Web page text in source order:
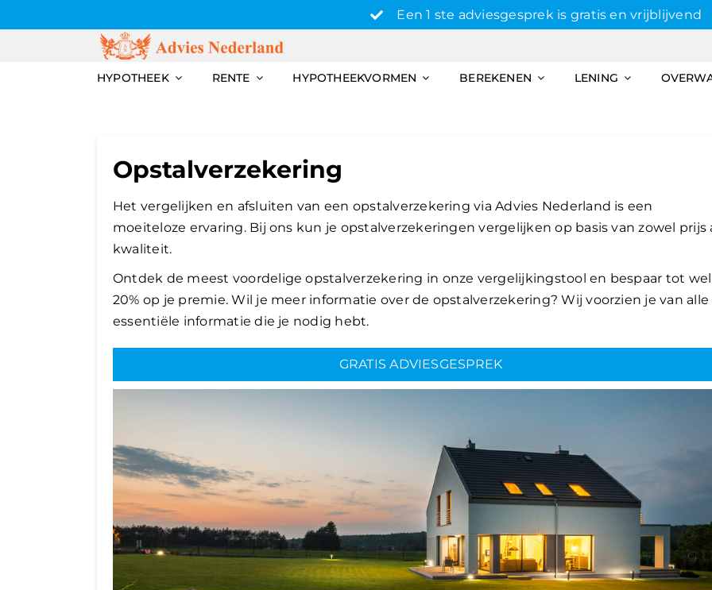
to
Een 1 ste adviesgesprek is gratis en vrijblijvend
HYPOTHEEK RENTE HYPOTHEEKVORMEN BEREKENEN LENING
Opstalverzekering
Het vergelijken en afsluiten van een opstalverzekering via Advies Nederland is een
moeiteloze ervaring. Bij ons kun je opstalverzekeringen vergelijken op basis van zowel prijs
kwaliteit.
Ontdek de meest voordelige opstalverzekering in onze vergelijkingstool en bespaar tot wel
20% op je premie. Wil je meer informatie over de opstalverzekering? Wij voorzien je van alle
essentiële informatie die je nodig hebt.
GRATIS ADVIESGESPREK